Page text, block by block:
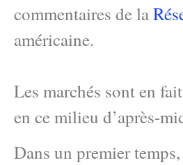
commentaires de la
américaine.
Les marchés sont en
en ce milieu d’après-
Dans un premier